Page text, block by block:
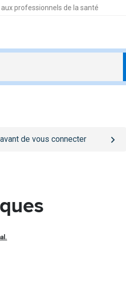
professionnels de la santé
avant de vous connecter